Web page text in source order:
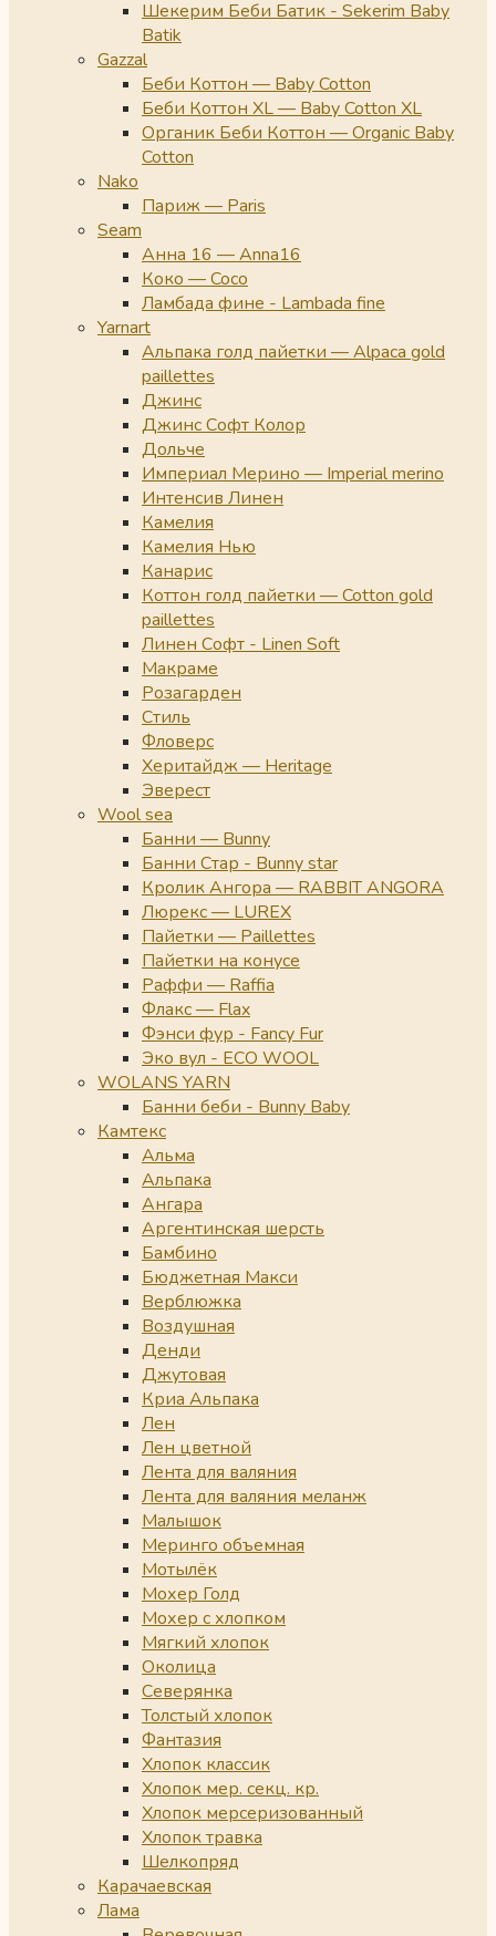
Шекерим Беби Батик - Sekerim Baby
Batik
Gazzal
Беби Коттон — Baby Cotton
Беби Коттон XL — Baby Cotton XL
Органик Беби Коттон — Organic Baby
Cotton
Nako
Париж — Paris
Seam
Анна 16 — Anna16
Коко — Coco
Ламбада фине - Lambada fine
Yarnart
Альпака голд пайетки — Alpaca gold
paillettes
Джинс
Джинс Софт Колор
Дольче
Империал Мерино — Imperial merino
Интенсив Линен
Камелия
Камелия Нью
Канарис
Коттон голд пайетки — Cotton gold
paillettes
Линен Софт - Linen Soft
Макраме
Розагарден
Стиль
Фловерс
Херитайдж — Heritage
Эверест
Wool sea
Банни — Bunny
Банни Стар - Bunny star
Кролик Ангора — RABBIT ANGORA
Люрекс — LUREX
Пайетки — Paillettes
Пайетки на конусе
Раффи — Raffia
Флакс — Flax
Фэнси фур - Fancy Fur
Эко вул - ECO WOOL
WOLANS YARN
Банни беби - Bunny Baby
Камтекс
Альма
Альпака
Ангара
Аргентинская шерсть
Бамбино
Бюджетная Макси
Верблюжка
Воздушная
Денди
Джутовая
Криа Альпака
Лен
Лен цветной
Лента для валяния
Лента для валяния меланж
Малышок
Меринго объемная
Мотылёк
Мохер Голд
Мохер с хлопком
Мягкий хлопок
Околица
Северянка
Толстый хлопок
Фантазия
Хлопок классик
Хлопок мер. секц. кр.
Хлопок мерсеризованный
Хлопок травка
Шелкопряд
Карачаевская
Лама